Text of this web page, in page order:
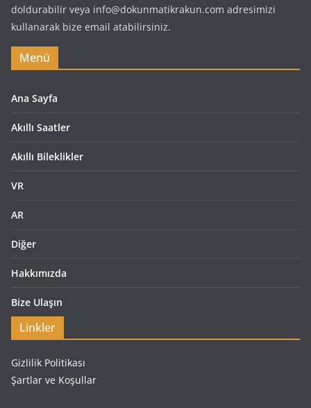
doldurabilir veya info@dokunmatikrakun.com adresimizi
kullanarak bize email atabilirsiniz.
Menü
Ana Sayfa
Akıllı Saatler
Akıllı Bileklikler
VR
AR
Diğer
Hakkımızda
Bize Ulaşın
Linkler
Gizlilik Politikası
Şartlar ve Koşullar